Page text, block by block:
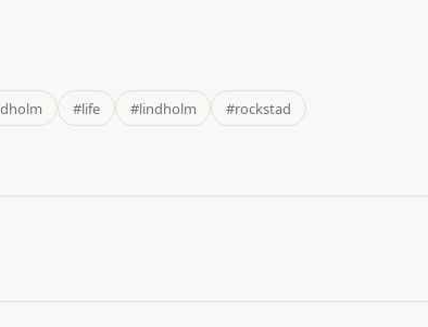
#life #lindholm #rockstad